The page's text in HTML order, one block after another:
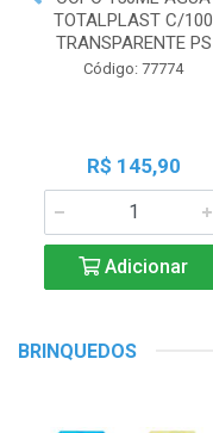
TOTALPLAST C/100
TRANSPARENTE PS
Código: 77774
R$ 145,90
Adicionar
BRINQUEDOS